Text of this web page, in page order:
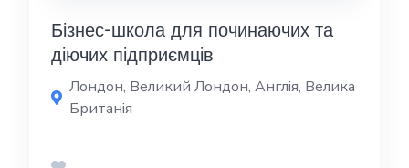
Бізнес-школа для починаючих та
діючих підприємців
Лондон, Великий Лондон, Англія, Велика
Британія